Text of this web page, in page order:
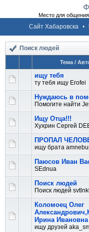
Место для общения
Сайт Хабаровска •
Поиск людей
Тема /
ищу тебя
ту тебя ищу Erofei
Нуждаюсь в
Помогите найти
Ищу Отца!!!
Хухрин Сергей
ПРОПАЛ
ищу брата
Паюсов Иван
SEdnua
Поиск людей
Поиск людей
Коломоец Олег
Ирина Ивановна
ищу друзей